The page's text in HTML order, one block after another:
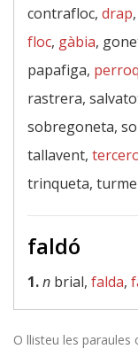
contrafloc, drap
floc, gàbia,
papafiga,
rastrera,
sobregoneta,
tallavent,
trinqueta,
faldó
1.n brial, falda,
O llisteu les paraules